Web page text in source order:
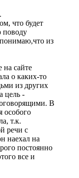
что будет
поводу
из
на сайте
о каких-то
из других
цель -
В
особого
т.к.
речи с
наехал на
постоянно
все и